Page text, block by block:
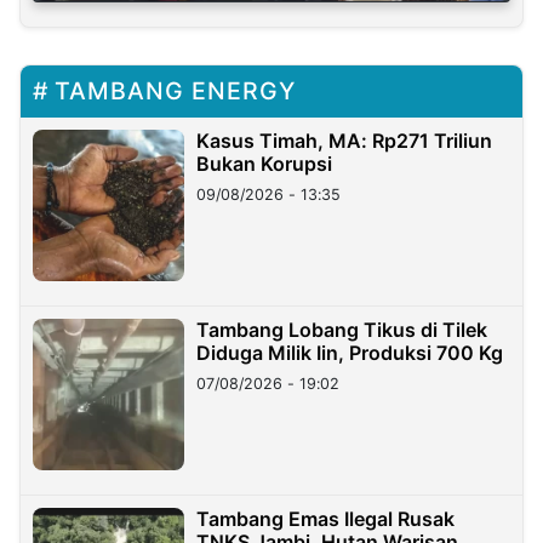
TAMBANG ENERGY
Kasus Timah, MA: Rp271 Triliun
Bukan Korupsi
09/08/2026 - 13:35
Tambang Lobang Tikus di Tilek
Diduga Milik Iin, Produksi 700 Kg
07/08/2026 - 19:02
Tambang Emas Ilegal Rusak